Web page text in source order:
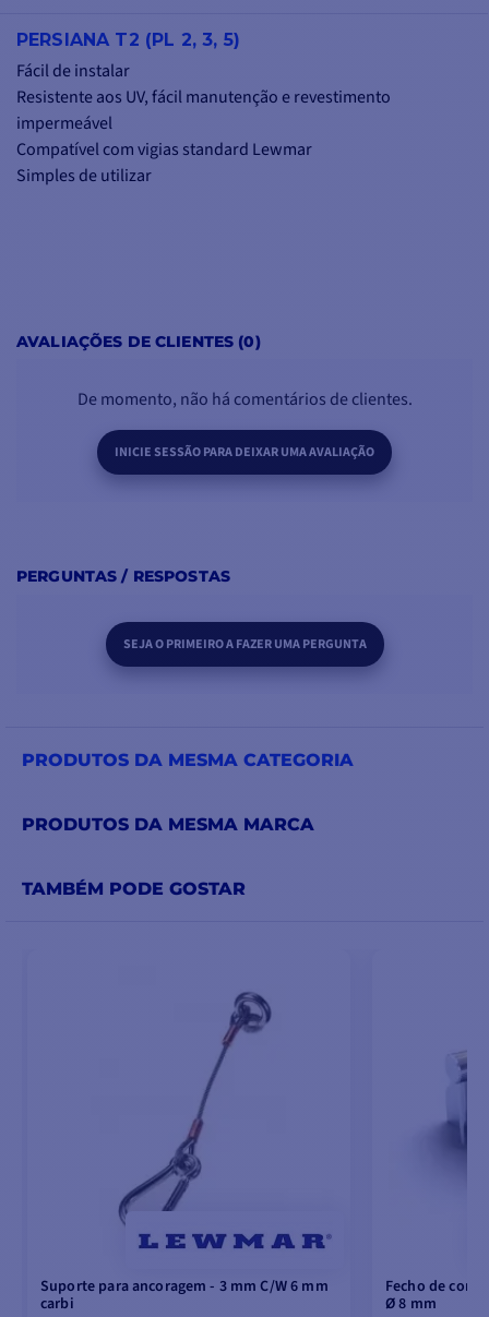
PERSIANA T2 (PL 2, 3, 5)
Fácil de instalar
Resistente aos UV, fácil manutenção e revestimento
impermeável
Compatível com vigias standard Lewmar
Simples de utilizar
AVALIAÇÕES DE CLIENTES (0)
De momento, não há comentários de clientes.
INICIE SESSÃO PARA DEIXAR UMA AVALIAÇÃO
PERGUNTAS / RESPOSTAS
SEJA O PRIMEIRO A FAZER UMA PERGUNTA
PRODUTOS DA MESMA CATEGORIA
PRODUTOS DA MESMA MARCA
TAMBÉM PODE GOSTAR
Suporte para ancoragem - 3 mm C/W 6 mm
carbi
Fecho de
Ø 8 mm